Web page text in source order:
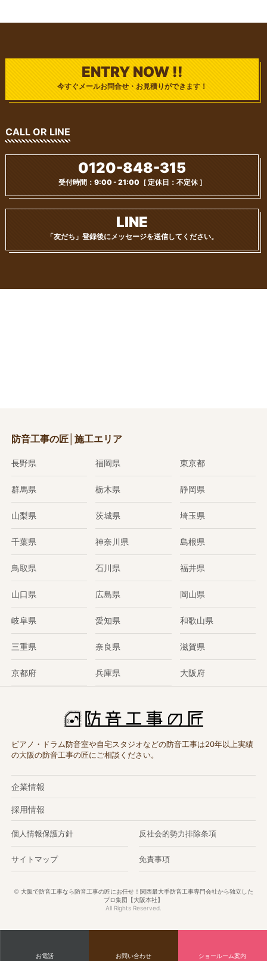
ENTRY NOW !!
今すぐメールお問合せ・お見積りができます！
CALL OR LINE
0120-848-315
受付時間：9:00 - 21:00［ 定休日：不定休 ］
LINE
「友だち」登録後にメッセージを送信してください。
防音工事の匠│施工エリア
長野県 福岡県 東京都
群馬県 栃木県 静岡県
山梨県 茨城県 埼玉県
千葉県 神奈川県 島根県
鳥取県 石川県 福井県
山口県 広島県 岡山県
岐阜県 愛知県 和歌山県
三重県 奈良県 滋賀県
京都府 兵庫県 大阪府
ピアノ・ドラム防音室や自宅スタジオなどの防音工事は20年以上実績
の大阪の防音工事の匠にご相談ください。
企業情報
採用情報
個人情報保護方針 反社会的勢力排除条項
サイトマップ 免責事項
© 大阪で防音工事なら防音工事の匠にお任せ！関西最大手防音工事専門会社から独立した
プロ集団【大阪本社】
All Rights Reserved.
お電話 お問い合わせ ショールーム案内